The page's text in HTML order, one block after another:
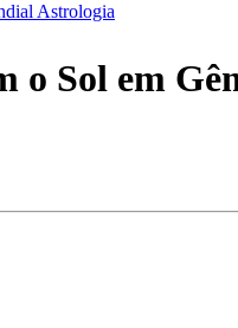
Astrologia
o Sol em